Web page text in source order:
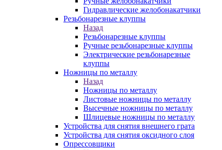
Гидравлические желобонакатчики
Резьбонарезные клуппы
Назад
Резьбонарезные клуппы
Ручные резьбонарезные клуппы
Электрические резьбонарезные
клуппы
Ножницы по металлу
Назад
Ножницы по металлу
Листовые ножницы по металлу
Высечные ножницы по металлу
Шлицевые ножницы по металлу
Устройства для снятия внешнего грата
Устройства для снятия оксидного слоя
Опрессовщики